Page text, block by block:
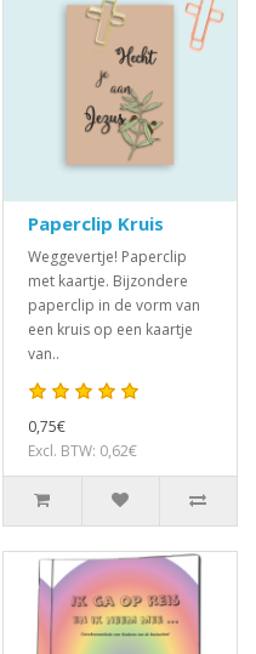
Paperclip Kruis
Weggevertje! Paperclip
met kaartje. Bijzondere
paperclip in de vorm van
een kruis op een kaartje
van..
0,75€
Excl. BTW: 0,62€